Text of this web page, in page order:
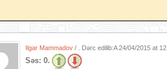
Ilgar Mammadov / . Dərc edilib:A24/04/2015 at
Səs: 0.